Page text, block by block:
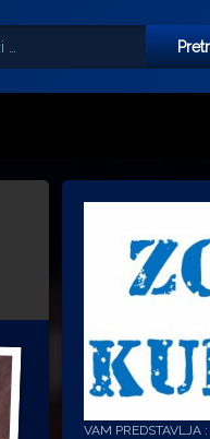
VAM PREDSTAVLJA :